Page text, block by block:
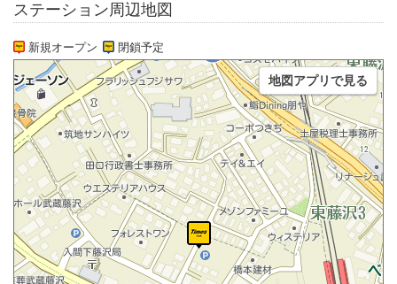
ステーション周辺地図
新規オープン 閉鎖予定
地図アプリで見る